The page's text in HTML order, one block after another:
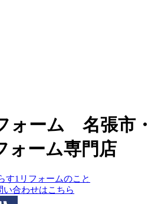
ォーム 名張市・
ォーム専門店
す1リフォームのこと